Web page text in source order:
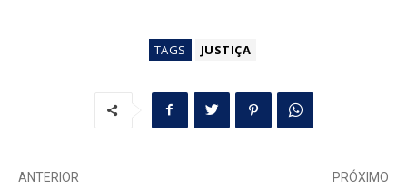
TAGS JUSTIÇA
ANTERIOR PRÓXIMO